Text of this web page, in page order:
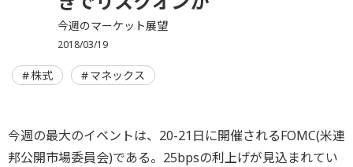
今週のマーケット展望
2018/03/19
株式 マネックス
今週の最大のイベントは、20-21日に開催されるFOMC(米連
邦公開市場委員会)である。25bpsの利上げが見込まれてい